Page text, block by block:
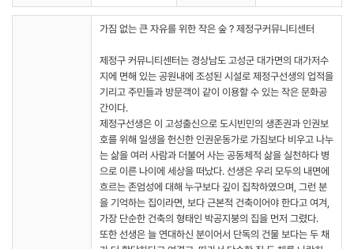
가짐 없는 큰 자유를 위한 작은 숲 ? 제정구커뮤니티센터
제정구 커뮤니티센터는 경상남도 고성군 대가면의 대가저수
지에 면해 있는 공원내에 조성된 시설로 제정구선생의 업적을
기리고 주민들과 방문객이 같이 이용할 수 있는 작은 문화공
간이다.
제정구선생은 이 고성출신으로 도시빈민의 생존권과 인권보
호를 위해 일생을 헌신한 인권운동가로 가짐보다 비우고 나누
는 삶을 여러 사람과 더불어 사는 공동체적 삶을 실천하다 병
으로 이른 나이에 세상을 떠났다. 선생은 우리 모두의 내면에
흐르는 존엄성에 대해 누구보다 깊이 집착하였으며, 그런 분
을 기억하는 집이라면, 보다 근본적 건축이어야 한다고 여겨,
가장 단순한 건축의 형태인 박공지붕의 집을 먼저 그렸다.
또한 선생은 늘 연대하신 분이어서 단독의 건물 보다는 두 채